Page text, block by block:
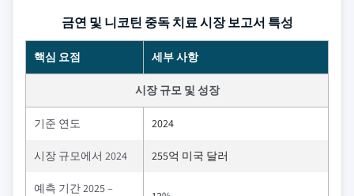
금연 및 니코틴 중독 치료 시장 보고서 특성
핵심 요점 세부 사항
시장 규모 및 성장
기준 연도 2024
시장 규모에서 2024 255억 미국 달러
예측 기간 2025 –